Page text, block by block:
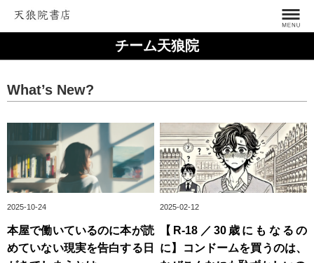
チーム天狼院
What’s New?
2025-10-24
本屋で働いているのに本が読
めていない現実を告白する日
2025-02-12
【R-18／30歳にもなるの
に】コンドームを買うのは、